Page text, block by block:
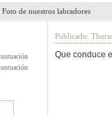
Foto de nuestros labradores
Publicado:
Que conduce